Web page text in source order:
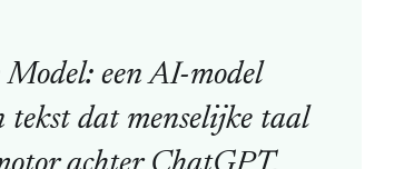
een AI-model
tekst dat menselijke taal